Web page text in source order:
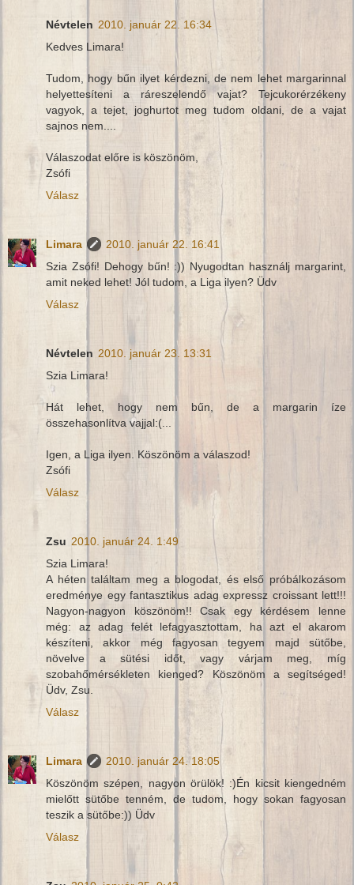
Névtelen 2010. január 22. 16:34
Kedves Limara!
Tudom, hogy bűn ilyet kérdezni, de nem lehet margarinnal
helyettesíteni a ráreszelendő vajat? Tejcukorérzékeny
vagyok, a tejet, joghurtot meg tudom oldani, de a vajat
sajnos nem....
Válaszodat előre is köszönöm,
Zsófi
Válasz
Limara
2010. január 22. 16:41
Szia Zsófi! Dehogy bűn! :)) Nyugodtan használj margarint,
amit neked lehet! Jól tudom, a Liga ilyen? Üdv
Válasz
Névtelen 2010. január 23. 13:31
Szia Limara!
Hát lehet, hogy nem bűn, de a margarin íze
összehasonlítva vajjal:(...
Igen, a Liga ilyen. Köszönöm a válaszod!
Zsófi
Válasz
Zsu 2010. január 24. 1:49
Szia Limara!
A héten találtam meg a blogodat, és első próbálkozásom
eredménye egy fantasztikus adag expressz croissant lett!!!
Nagyon-nagyon köszönöm!! Csak egy kérdésem lenne
még: az adag felét lefagyasztottam, ha azt el akarom
készíteni, akkor még fagyosan tegyem majd sütőbe,
növelve a sütési időt, vagy várjam meg, míg
szobahőmérsékleten kienged? Köszönöm a segítséged!
Üdv, Zsu.
Válasz
Limara
2010. január 24. 18:05
Köszönöm szépen, nagyon örülök! :)Én kicsit kiengedném
mielőtt sütőbe tenném, de tudom, hogy sokan fagyosan
teszik a sütőbe:)) Üdv
Válasz